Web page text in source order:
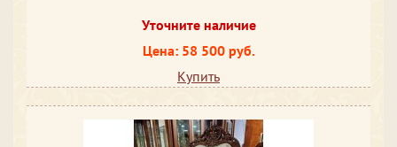
Уточните наличие
Цена: 58 500 руб.
Купить